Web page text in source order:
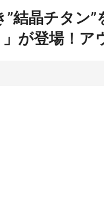
”結晶チタン
が登場！ア